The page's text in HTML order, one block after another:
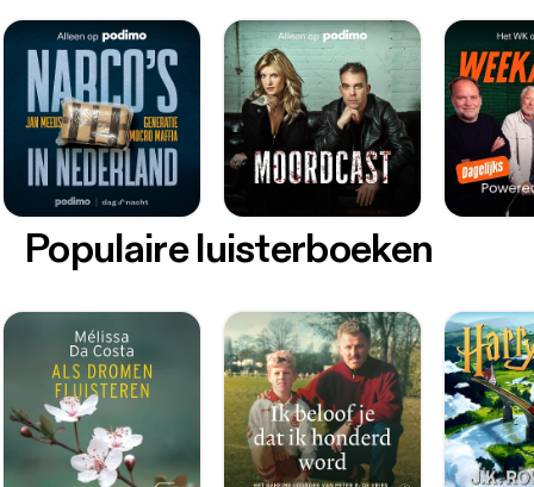
Populaire luisterboeken